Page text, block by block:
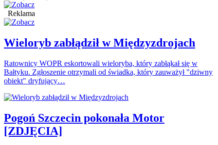
Reklama
Wieloryb zabłądził w Międzyzdrojach
Ratownicy WOPR eskortowali wieloryba, który zabłąkał się w
Bałtyku. Zgłoszenie otrzymali od świadka, który zauważył "dziwny
obiekt" dryfujący…
Pogoń Szczecin pokonała Motor
[ZDJĘCIA]